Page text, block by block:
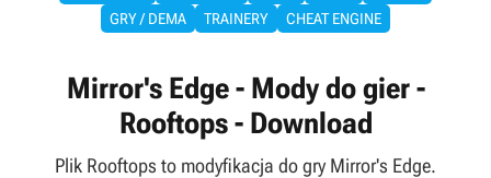
GRY / DEMA
TRAINERY CHEAT ENGINE
Mirror's Edge - Mody do gier -
Rooftops - Download
Plik Rooftops to modyfikacja do gry Mirror's Edge.